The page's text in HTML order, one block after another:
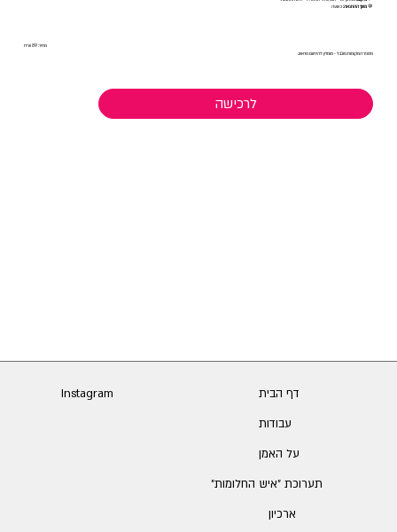
💬משך ההרצאה:כשעה
מחיר: 89 ש״ח
מספר המקומות מוגבל - מומלץ להירשם מראש.
לרכישה
Instagram
דף הבית
עבודות
על האמן
תערוכת ״איש החלומות״
ארכיון